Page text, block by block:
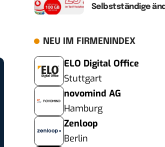
Selbstständige
NEU IM FIRMENINDEX
ELO Digital Office
Stuttgart
novomind AG
Hamburg
Zenloop
Berlin